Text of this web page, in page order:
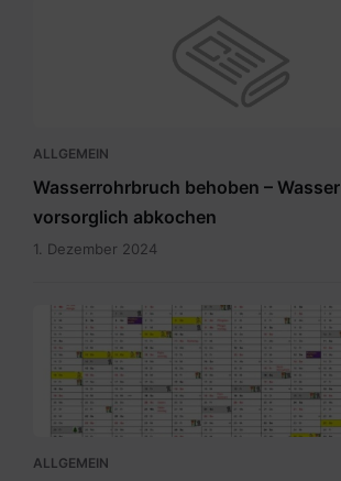
ALLGEMEIN
Wasserrohrbruch behoben – Wasser
vorsorglich abkochen
1. Dezember 2024
Abfuhrkalender
2025.pdf
ALLGEMEIN